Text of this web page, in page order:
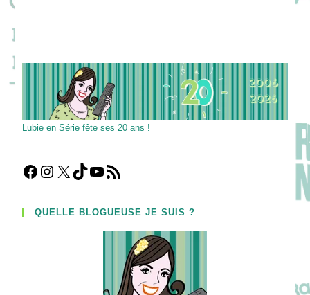
Lubie en Série fête ses 20 ans !
Facebook
Instagram
X TikTokYouTube
Flux RSS
QUELLE BLOGUEUSE JE SUIS ?